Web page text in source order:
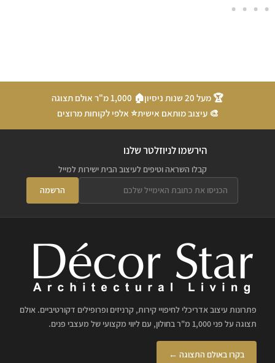
🏆 מעל 20 שנות ניסיון
🏠 1,000 מ"ר אולם תצוגה
🎨 עיצוב מותאם אישית⭐ אלפי לקוחות מרוצים
הירשמו לניוזלטר שלנו
קבלו השראה וטיפים לעיצוב הבית ישירות למייל
הרשמה
פתרונות עיצוב אדריכלי לחיפויי קירות, קרניזים ופרופילים דקורטיביים. אולם
תצוגה על פני 1,000 מ"ר בחולון, עם ליווי מקצועי של מעצבי פנים.
בקרו באולם התצוגה ←